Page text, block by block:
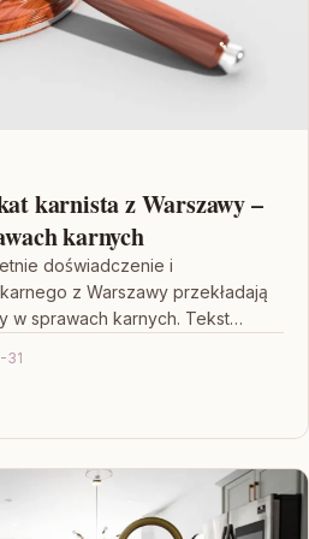
karnista z Warszawy –
karnych
doświadczenie i
z Warszawy przekładają
w sprawach karnych. Tekst
31